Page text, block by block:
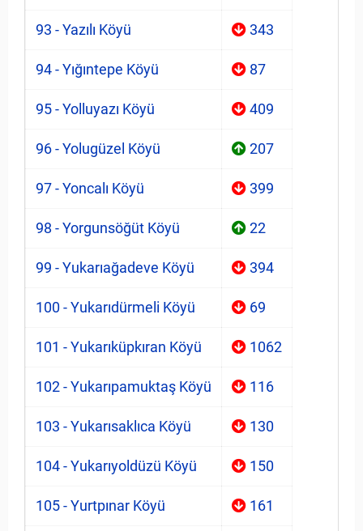
93 - Yazılı Köyü 343
94 - Yığıntepe Köyü 87
95 - Yolluyazı Köyü 409
96 - Yolugüzel Köyü 207
97 - Yoncalı Köyü 399
98 - Yorgunsöğüt Köyü 22
99 - Yukarıağadeve Köyü 394
100 - Yukarıdürmeli Köyü 69
101 - Yukarıküpkıran Köyü 1062
102 - Yukarıpamuktaş Köyü 116
103 - Yukarısaklıca Köyü 130
104 - Yukarıyoldüzü Köyü 150
105 - Yurtpınar Köyü 161